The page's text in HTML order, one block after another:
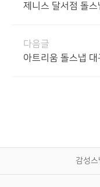
제니스 달서점 돌스
다음글
아트리움 돌스냅 대
감성스